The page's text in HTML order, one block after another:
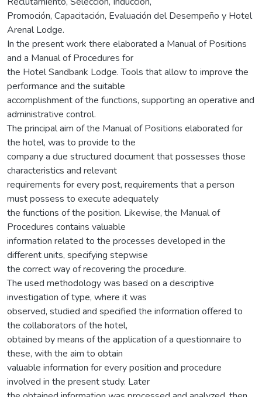
Promoción, Capacitación, Evaluación del Desempeño y Hotel
Arenal Lodge.
In the present work there elaborated a Manual of Positions
and a Manual of Procedures for
the Hotel Sandbank Lodge. Tools that allow to improve the
performance and the suitable
accomplishment of the functions, supporting an operative and
administrative control.
The principal aim of the Manual of Positions elaborated for
the hotel, was to provide to the
company a due structured document that possesses those
characteristics and relevant
requirements for every post, requirements that a person
must possess to execute adequately
the functions of the position. Likewise, the Manual of
Procedures contains valuable
information related to the processes developed in the
different units, specifying stepwise
the correct way of recovering the procedure.
The used methodology was based on a descriptive
investigation of type, where it was
observed, studied and specified the information offered to
the collaborators of the hotel,
obtained by means of the application of a questionnaire to
these, with the aim to obtain
valuable information for every position and procedure
involved in the present study. Later